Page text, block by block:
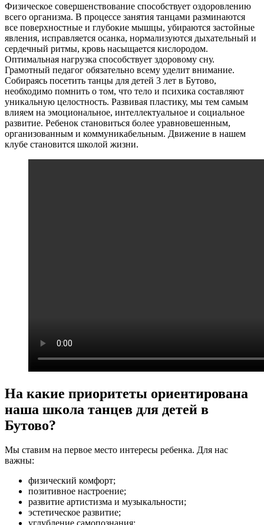
Физическое совершенствование способствует оздоровлению
всего организма. В процессе занятия танцами разминаются
все поверхностные и глубокие мышцы, убираются застойные
явления, исправляется осанка, нормализуются дыхательный и
сердечный ритмы, кровь насыщается кислородом.
Оптимальная нагрузка способствует здоровому сну.
Грамотный педагог обязательно всему уделит внимание.
Собираясь посетить танцы для детей 3 лет в Бутово,
необходимо помнить о том, что тело и психика составляют
уникальную целостность. Развивая пластику, мы тем самым
влияем на эмоциональное, интеллектуальное и социальное
развитие. Ребенок становиться более уравновешенным,
организованным и коммуникабельным. Движение в нашем
клубе становится школой жизни.
На какие приоритеты ориентирована
наша школа танцев для детей в
Бутово?
Мы ставим на первое место интересы ребенка. Для нас
важны:
физический комфорт;
позитивное настроение;
развитие артистизма и музыкальности;
эстетическое развитие;